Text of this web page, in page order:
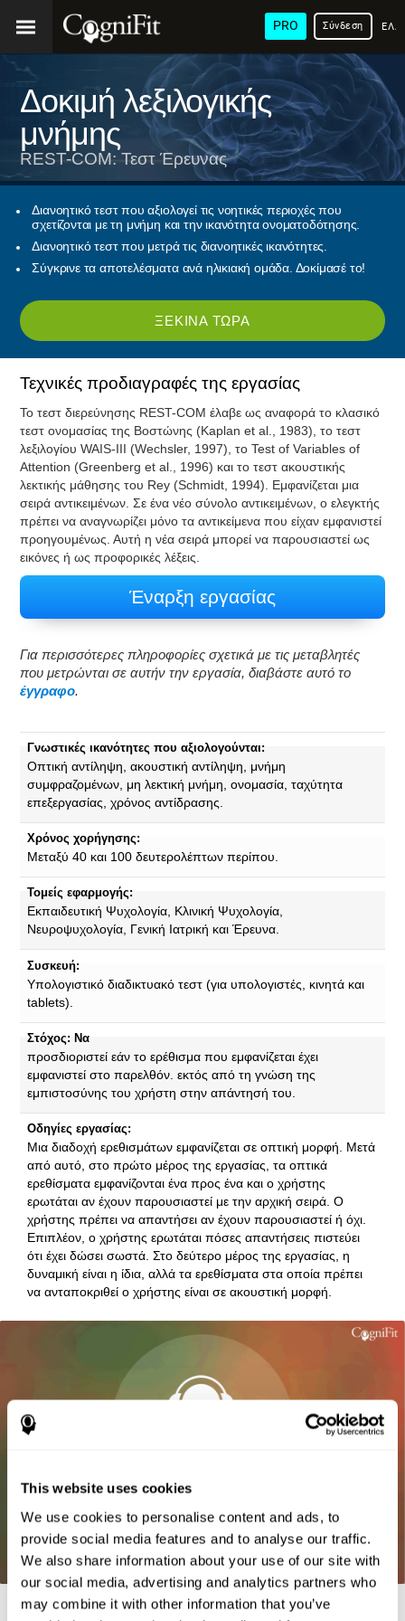
This website uses cookies
We use cookies to personalise content and ads, to
provide social media features and to analyse our traffic.
We also share information about your use of our site with
our social media, advertising and analytics partners who
may combine it with other information that you’ve
PRO Σύνδεση
Δοκιμή λεξιλογικής
μνήμης
REST-COM: Τεστ Έρευνας
Διανοητικό τεστ που αξιολογεί τις νοητικές περιοχές που
σχετίζονται με τη μνήμη και την ικανότητα ονοματοδότησης.
Διανοητικό τεστ που μετρά τις διανοητικές ικανότητες.
Σύγκρινε τα αποτελέσματα ανά ηλικιακή ομάδα. Δοκίμασέ το!
ΞΕΚΊΝΑ ΤΏΡΑ
Τεχνικές προδιαγραφές της εργασίας
Το τεστ διερεύνησης REST-COM έλαβε ως αναφορά το κλασικό
τεστ ονομασίας της Βοστώνης (Kaplan et al., 1983), το τεστ
λεξιλογίου WAIS-III (Wechsler, 1997), το Test of Variables of
Attention (Greenberg et al., 1996) και το τεστ ακουστικής
λεκτικής μάθησης του Rey (Schmidt, 1994). Εμφανίζεται μια
σειρά αντικειμένων. Σε ένα νέο σύνολο αντικειμένων, ο ελεγκτής
πρέπει να αναγνωρίζει μόνο τα αντικείμενα που είχαν εμφανιστεί
προηγουμένως. Αυτή η νέα σειρά μπορεί να παρουσιαστεί ως
εικόνες ή ως προφορικές λέξεις.
Έναρξη εργασίας
Για περισσότερες πληροφορίες σχετικά με τις μεταβλητές
που μετρώνται σε αυτήν την εργασία, διαβάστε αυτό το
έγγραφο.
Γνωστικές ικανότητες που αξιολογούνται:
Οπτική αντίληψη, ακουστική αντίληψη, μνήμη
συμφραζομένων, μη λεκτική μνήμη, ονομασία, ταχύτητα
επεξεργασίας, χρόνος αντίδρασης.
Χρόνος χορήγησης:
Μεταξύ 40 και 100 δευτερολέπτων περίπου.
Τομείς εφαρμογής:
Εκπαιδευτική Ψυχολογία, Κλινική Ψυχολογία,
Νευροψυχολογία, Γενική Ιατρική και Έρευνα.
Συσκευή:
Υπολογιστικό διαδικτυακό τεστ (για υπολογιστές, κινητά και
tablets).
Στόχος: Να
προσδιοριστεί εάν το ερέθισμα που εμφανίζεται έχει
εμφανιστεί στο παρελθόν. εκτός από τη γνώση της
εμπιστοσύνης του χρήστη στην απάντησή του.
Οδηγίες εργασίας:
Μια διαδοχή ερεθισμάτων εμφανίζεται σε οπτική μορφή. Μετά
από αυτό, στο πρώτο μέρος της εργασίας, τα οπτικά
ερεθίσματα εμφανίζονται ένα προς ένα και ο χρήστης
ερωτάται αν έχουν παρουσιαστεί με την αρχική σειρά. Ο
χρήστης πρέπει να απαντήσει αν έχουν παρουσιαστεί ή όχι.
Επιπλέον, ο χρήστης ερωτάται πόσες απαντήσεις πιστεύει
ότι έχει δώσει σωστά. Στο δεύτερο μέρος της εργασίας, η
δυναμική είναι η ίδια, αλλά τα ερεθίσματα στα οποία πρέπει
να ανταποκριθεί ο χρήστης είναι σε ακουστική μορφή.